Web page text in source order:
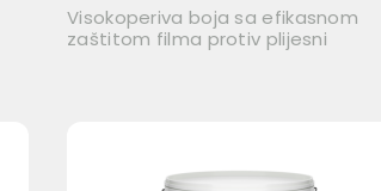
Visokoperiva boja sa efikasnom
zaštitom filma protiv plijesni